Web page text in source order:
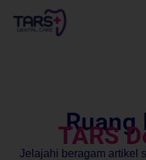
Ruang
TARS
Jelajahi beragam artikel